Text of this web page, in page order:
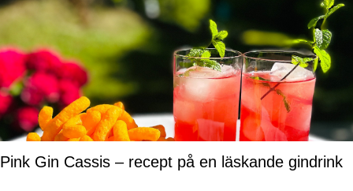
Pink Gin Cassis – recept på en läskande gindrink